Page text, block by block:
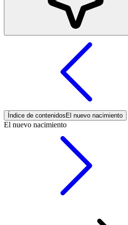
Índice de contenidos El nuevo nacimiento
El nuevo nacimiento